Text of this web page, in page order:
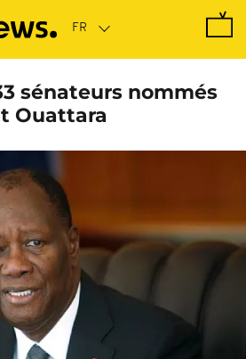
sénateurs nommés
Ouattara